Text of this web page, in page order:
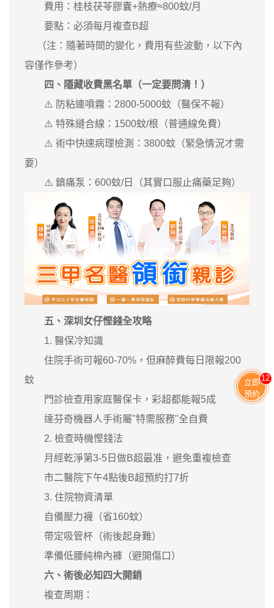
費用：桂枝茯苓膠囊+熱療≈800蚊/月
要點：必須每月複查B超
（注：隨著時間的變化，費用有些波動，以下內
容僅作參考）
四、隱藏收費黑名單（一定要問清！）
⚠️ 防粘連噴霧：2800-5000蚊（醫保不報）
⚠️ 特殊縫合線：1500蚊/根（普通線免費）
⚠️ 術中快速病理檢測：3800蚊（緊急情況才需
要）
⚠️ 鎮痛泵：600蚊/日（其實口服止痛藥足夠）
五、深圳女仔慳錢全攻略
1. 醫保冷知識
住院手術可報60-70%，但麻醉費每日限報200
蚊
門診檢查用家庭醫保卡，彩超都能報5成
達芬奇機器人手術屬"特需服務"全自費
2. 檢查時機慳錢法
月經乾淨第3-5日做B超最准，避免重複檢查
市二醫院下午4點後B超預約打7折
3. 住院物資清單
自備壓力襪（省160蚊）
帶定吸管杯（術後起身難）
準備低腰純棉內褲（避開傷口）
六、術後必知四大開銷
複查周期：
立即
預約
11